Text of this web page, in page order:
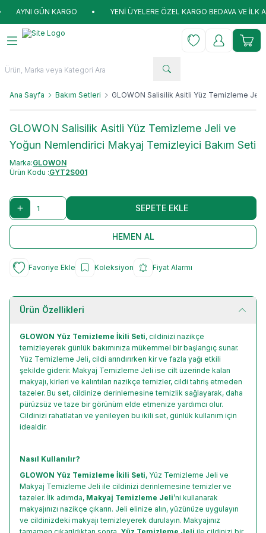
KARGO • YENİ ÜYELERE ÖZEL KARGO BEDAVA VE İLK
FavorilerimHesabım
Ana Sayfa Bakım Setleri GLOWON Salisilik Asitli Yüz Temizleme
GLOWON Salisilik Asitli Yüz Temizleme Jeli ve
Yoğun Nemlendirici Makyaj Temizleyici Bakım Seti
Marka:GLOWON
Ürün Kodu :GYT2S001
SEPETE EKLE
HEMEN AL
Favoriye Ekle Koleksiyon Fiyat Alarmı
Ürün Özellikleri
GLOWON Yüz Temizleme İkili Seti, cildinizi nazikçe
temizleyerek günlük bakımınıza mükemmel bir başlangıç sunar.
Yüz Temizleme Jeli, cildi arındırırken kir ve fazla yağı etkili
şekilde giderir. Makyaj Temizleme Jeli ise cilt üzerinde kalan
makyajı, kirleri ve kalıntıları nazikçe temizler, cildi tahriş etmeden
tazeler. Bu set, cildinize derinlemesine temizlik sağlayarak, daha
pürüzsüz ve taze bir görünüm elde etmenize yardımcı olur.
Cildinizi rahatlatan ve yenileyen bu ikili set, günlük kullanım için
idealdir.
Nasıl Kullanılır?
GLOWON Yüz Temizleme İkili Seti, Yüz Temizleme Jeli ve
Makyaj Temizleme Jeli ile cildinizi derinlemesine temizler ve
tazeler. İlk adımda, Makyaj Temizleme Jeli’ni kullanarak
makyajınızı nazikçe çıkarın. Jeli elinize alın, yüzünüze uygulayın
ve cildinizdeki makyajı temizleyerek durulayın. Makyajınız